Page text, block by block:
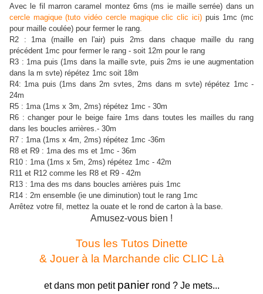
Avec le fil marron caramel montez 6ms (ms ie maille serrée) dans un
cercle magique (tuto vidéo cercle magique clic clic ici)puis 1mc (mc
pour maille coulée) pour fermer le rang.
R2 : 1ma (maille en l'air) puis 2ms dans chaque maille du rang
précédent 1mc pour fermer le rang - soit 12m pour le rang
R3 : 1ma puis (1ms dans la maille svte, puis 2ms ie une augmentation
dans la m svte) répétez 1mc soit 18m
R4: 1ma puis (1ms dans 2m svtes, 2ms dans m svte) répétez 1mc -
24m
R5 : 1ma (1ms x 3m, 2ms) répétez 1mc - 30m
R6 : changer pour le beige faire 1ms dans toutes les mailles du rang
dans les boucles arrières.- 30m
R7 : 1ma (1ms x 4m, 2ms) répétez 1mc -36m
R8 et R9 : 1ma des ms et 1mc - 36m
R10 : 1ma (1ms x 5m, 2ms) répétez 1mc - 42m
R11 et R12 comme les R8 et R9 - 42m
R13 : 1ma des ms dans boucles arrières puis 1mc
R14 : 2m ensemble (ie une diminution) tout le rang 1mc
Arrêtez votre fil, mettez la ouate et le rond de carton à la base.
Amusez-vous bien !
Tous les Tutos Dinette
& Jouer à la Marchande clic CLIC Là
et dans mon petit panierrond ? Je mets...